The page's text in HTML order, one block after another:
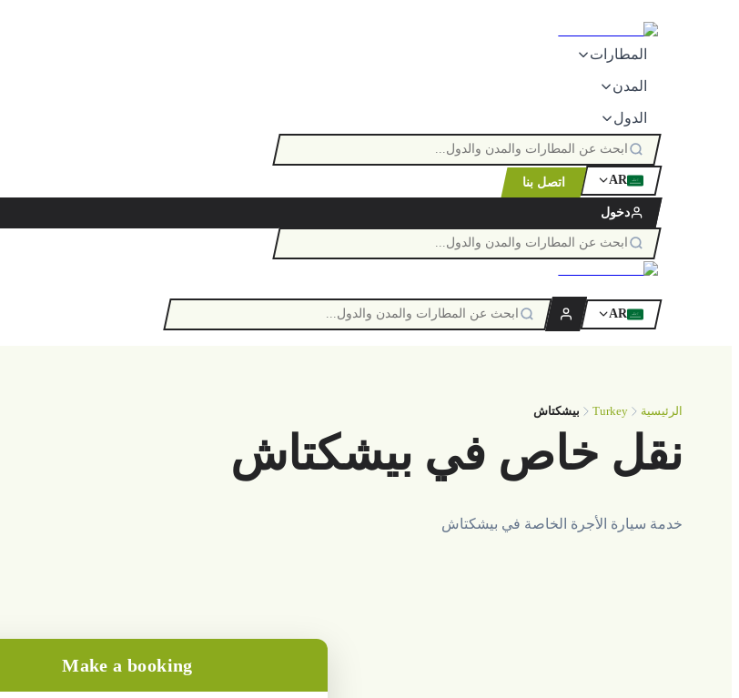
المطارات
المدن
الدول
ٱللَّٰه AR اتصل بنا
دخول
ٱللَّٰه AR
الرئيسية Turkey بيشكتاش
نقل خاص في بيشكتاش
خدمة سيارة الأجرة الخاصة في بيشكتاش
Make a booking